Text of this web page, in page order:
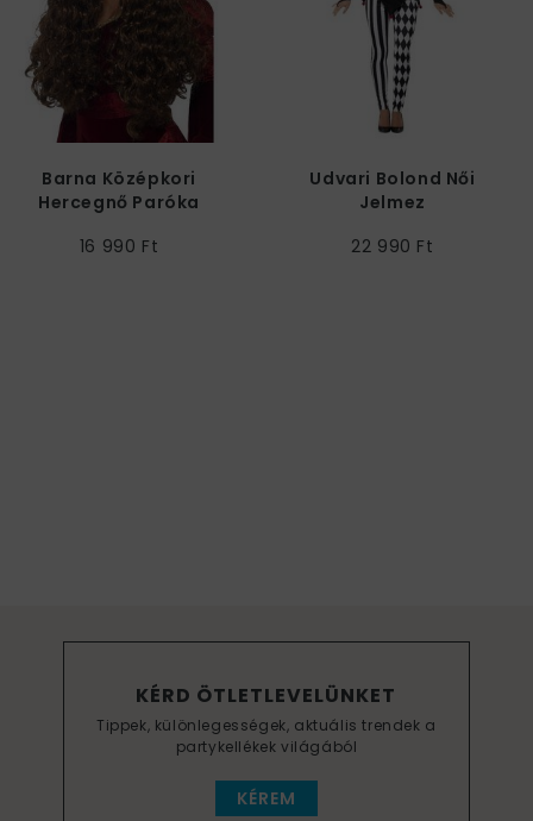
Barna Középkori
Hercegnő Paróka
16 990 Ft
Udvari Bolond Női
Jelmez
22 990 Ft
KÉRD ÖTLETLEVELÜNKET
Tippek, különlegességek, aktuális trendek a
partykellékek világából
KÉREM